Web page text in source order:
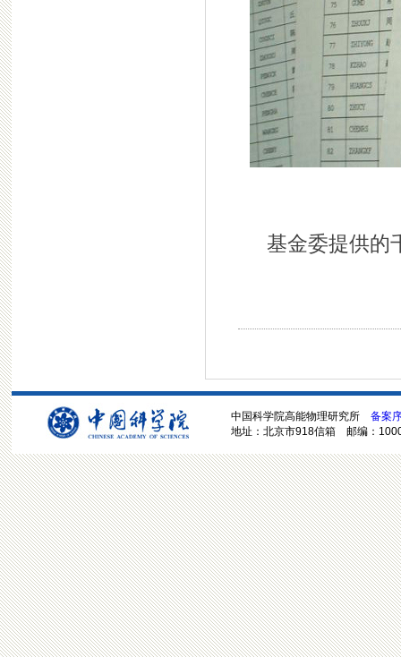
基金委提供的
中国科学院高能物理研究所 备案
地址：北京市918信箱 邮编：